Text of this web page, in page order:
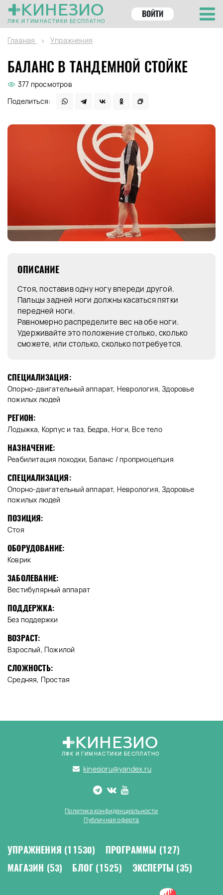
КИНЕЗИО
ЛФК И ГИМНАСТИКИ БЕСПЛАТНО
ВОЙТИ
Главная Упражнения
БАЛАНС В ТАНДЕМНОЙ СТОЙКЕ
377 просмотров
Поделиться:
ОПИСАНИЕ
Стоя, поставив одну ногу впереди другой.
Пальцы задней ноги должны касаться пятки
передней ноги.
Равномерно распределите вес на обе ноги.
Удерживайте это положение столько, сколько
сможете, или столько, сколько потребуется.
СПЕЦИАЛИЗАЦИЯ:
Опорно-двигательный аппарат, Неврология, Здоровье
пожилых людей
РЕГИОН:
Лодыжка, Корпус и таз, Бедра, Ноги, Все тело
НАЗНАЧЕНИЕ:
Реабилитация походки, Баланс / проприоцепция
СПЕЦИАЛИЗАЦИЯ:
Опорно-двигательный аппарат, Неврология, Здоровье
пожилых людей
ПОЗИЦИЯ:
Стоя
ОБОРУДОВАНИЕ:
Коврик
ЗАБОЛЕВАНИЕ:
Вестибулярный аппарат
ПОДДЕРЖКА:
Без поддержки
ВОЗРАСТ:
Взрослый, Пожилой
СЛОЖНОСТЬ:
Средняя, Простая
КИНЕЗИО
ЛФК И ГИМНАСТИКИ БЕСПЛАТНО
kinesioru@yandex.ru
Политика конфиденциальности
Публичная оферта
УПРАЖНЕНИЯ (11530) ПРОГРАММЫ (127)
МАГАЗИН (53) БЛОГ (1525) ЭКСПЕРТЫ (35)